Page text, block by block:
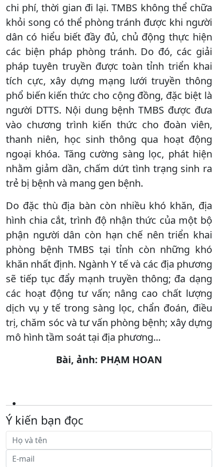
chi phí, thời gian đi lại. TMBS không thể chữa
khỏi song có thể phòng tránh được khi người
dân có hiểu biết đầy đủ, chủ động thực hiện
các biện pháp phòng tránh. Do đó, các giải
pháp tuyên truyền được toàn tỉnh triển khai
tích cực, xây dựng mạng lưới truyền thông
phổ biến kiến thức cho cộng đồng, đặc biệt là
người DTTS. Nội dung bệnh TMBS được đưa
vào chương trình kiến thức cho đoàn viên,
thanh niên, học sinh thông qua hoạt động
ngoại khóa. Tăng cường sàng lọc, phát hiện
nhằm giảm dần, chấm dứt tình trạng sinh ra
trẻ bị bệnh và mang gen bệnh.
Do đặc thù địa bàn còn nhiều khó khăn, địa
hình chia cắt, trình độ nhận thức của một bộ
phận người dân còn hạn chế nên triển khai
phòng bệnh TMBS tại tỉnh còn những khó
khăn nhất định. Ngành Y tế và các địa phương
sẽ tiếp tục đẩy mạnh truyền thông; đa dạng
các hoạt động tư vấn; nâng cao chất lượng
dịch vụ y tế trong sàng lọc, chẩn đoán, điều
trị, chăm sóc và tư vấn phòng bệnh; xây dựng
mô hình tầm soát tại địa phương...
Bài, ảnh: PHẠM HOAN
Ý kiến bạn đọc